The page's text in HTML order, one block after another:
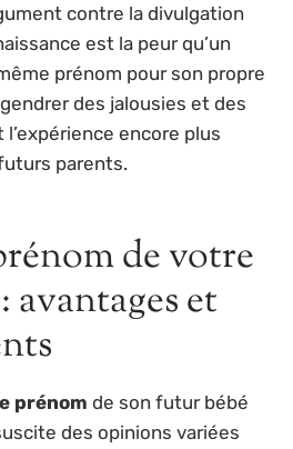
contre la divulgation
est la peur qu’un
prénom pour son propre
des jalousies et des
encore plus
parents.
de votre
et
prénom de son futur bébé
des opinions variées